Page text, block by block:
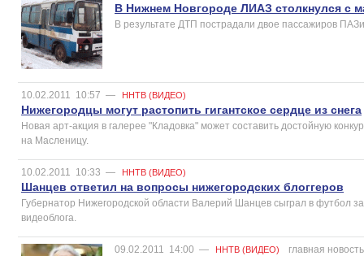
В Нижнем Новгороде ЛИАЗ столкнулся с
В результате ДТП пострадали двое пассажиров
10.02.2011 10:57 — ННТВ (ВИДЕО)
Нижегородцы могут растопить гигантское сердце из снега
Новая арт-акция в галерее "Кладовка" может составить достойную
на Масленицу.
10.02.2011 10:33 — ННТВ (ВИДЕО)
Шанцев ответил на вопросы нижегородских блоггеров
Губернатор Нижегородской области Валерий Шанцев сыграл в футбол
видеоблога.
09.02.2011 14:00 — ННТВ (ВИДЕО) главная новость